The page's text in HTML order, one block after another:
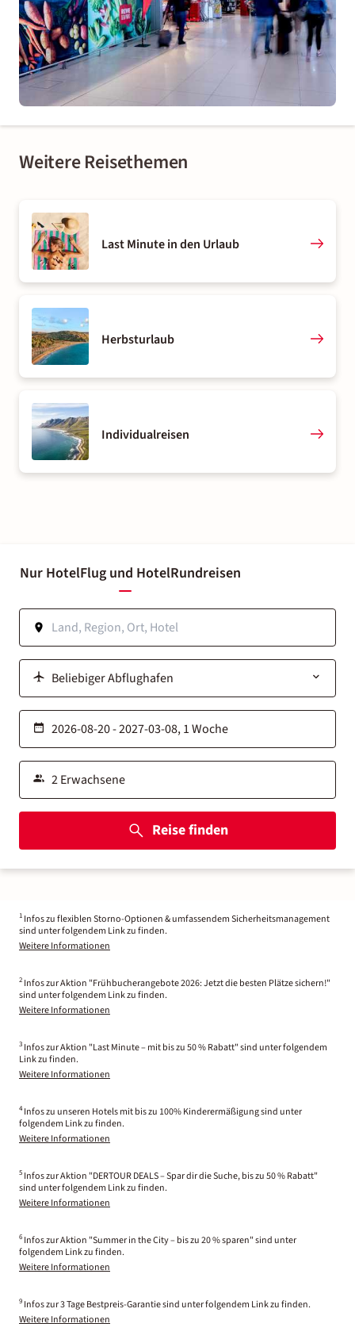
Weitere Reisethemen
Last Minute in den Urlaub
Herbsturlaub
Individualreisen
Nur HotelFlug und HotelRundreisen
Reise finden
1 Infos zu flexiblen Storno-Optionen & umfassendem Sicherheitsmanagement
sind unter folgendem Link zu finden.
Weitere Informationen
2 Infos zur Aktion "Frühbucherangebote 2026: Jetzt die besten Plätze sichern!"
sind unter folgendem Link zu finden.
Weitere Informationen
3 Infos zur Aktion "Last Minute – mit bis zu 50 % Rabatt" sind unter folgendem
Link zu finden.
Weitere Informationen
4 Infos zu unseren Hotels mit bis zu 100% Kinderermäßigung sind unter
folgendem Link zu finden.
Weitere Informationen
5 Infos zur Aktion "DERTOUR DEALS – Spar dir die Suche, bis zu 50 % Rabatt"
sind unter folgendem Link zu finden.
Weitere Informationen
6 Infos zur Aktion "Summer in the City – bis zu 20 % sparen" sind unter
folgendem Link zu finden.
Weitere Informationen
9 Infos zur 3 Tage Bestpreis-Garantie sind unter folgendem Link zu finden.
Weitere Informationen